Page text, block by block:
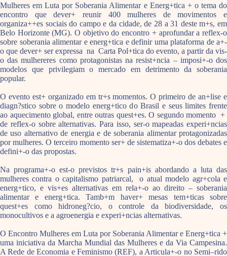
Mulheres em Luta por Soberania Alimentar e Energ+tica + o tema do
encontro que dever+ reunir 400 mulheres de movimentos e
organiza++es sociais do campo e da cidade, de 28 a 31 deste m+s, em
Belo Horizonte (MG). O objetivo do encontro + aprofundar a reflex-o
sobre soberania alimentar e energ+tica e definir uma plataforma de a+-
o que dever+ ser expressa na Carta Pol+tica do evento, a partir da vis-
o das mulhereres como protagonistas na resist+ncia – imposi+-o dos
modelos que privilegiam o mercado em detrimento da soberania
popular.
O evento est+ organizado em tr+s momentos. O primeiro de an+lise e
diagn?stico sobre o modelo energ+tico do Brasil e seus limites frente
ao aquecimento global, entre outras quest+es. O segundo momento +
de reflex-o sobre alternativas. Para isso, ser-o mapeadas experi+ncias
de uso alternativo de energia e de soberania alimentar protagonizadas
por mulheres. O terceiro momento ser+ de sistematiza+-o dos debates e
defini+-o das propostas.
Na programa+-o est-o previstos tr+s pain+is abordando a luta das
mulheres contra o capitalismo patriarcal, o atual modelo agr+cola e
energ+tico, e vis+es alternativas em rela+-o ao direito – soberania
alimentar e energ+tica. Tamb+m haver+ mesas tem+ticas sobre
quest+es como hidroneg?cio, o controle da biodiversidade, os
monocultivos e a agroenergia e experi+ncias alternativas.
O Encontro Mulheres em Luta por Soberania Alimentar e Energ+tica +
uma iniciativa da Marcha Mundial das Mulheres e da Via Campesina.
A Rede de Economia e Feminismo (REF), a Articula+-o no Semi–rido